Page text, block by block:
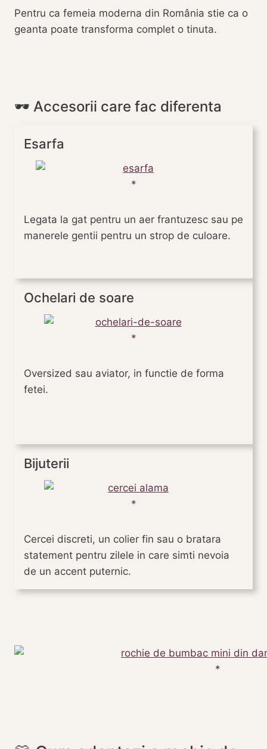
Pentru ca femeia moderna din România stie ca o
geanta poate transforma complet o tinuta.
🕶️ Accesorii care fac diferenta
Esarfa
Legata la gat pentru un aer frantuzesc sau pe
manerele gentii pentru un strop de culoare.
Ochelari de soare
Oversized sau aviator, in functie de forma
fetei.
Bijuterii
Cercei discreti, un colier fin sau o bratara
statement pentru zilele in care simti nevoia
de un accent puternic.